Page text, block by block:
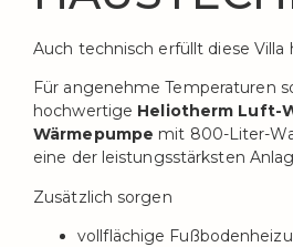
Auch technisch erfüllt diese Villa
Für angenehme Temperaturen
hochwertige Heliotherm Luft-
Wärmepumpe mit 800-Liter-
eine der leistungsstärksten
Zusätzlich sorgen
vollflächige